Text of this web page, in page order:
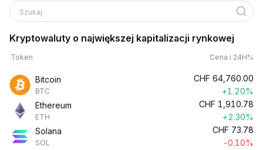
Szukaj
Kryptowaluty o największej kapitalizacji rynkowej
Token Cena i 24H%
Bitcoin
BTC
CHF 64,760.00
+1.20%
Ethereum
ETH
CHF 1,910.78
+2.30%
Solana
SOL
CHF 73.78
-0.10%